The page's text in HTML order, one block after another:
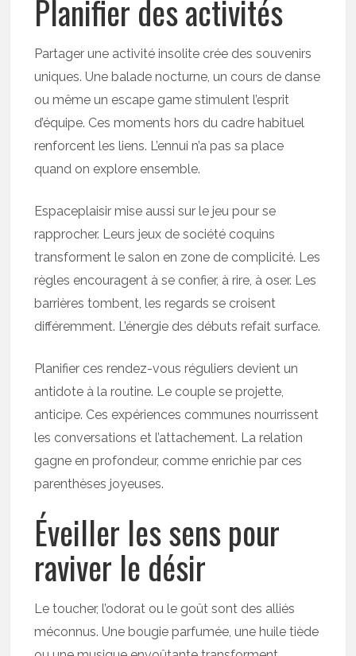
Planifier des activités
Partager une activité insolite crée des souvenirs
uniques. Une balade nocturne, un cours de danse
ou même un escape game stimulent l’esprit
d’équipe. Ces moments hors du cadre habituel
renforcent les liens. L’ennui n’a pas sa place
quand on explore ensemble.
Espaceplaisir mise aussi sur le jeu pour se
rapprocher. Leurs jeux de société coquins
transforment le salon en zone de complicité. Les
règles encouragent à se confier, à rire, à oser. Les
barrières tombent, les regards se croisent
différemment. L’énergie des débuts refait surface.
Planifier ces rendez-vous réguliers devient un
antidote à la routine. Le couple se projette,
anticipe. Ces expériences communes nourrissent
les conversations et l’attachement. La relation
gagne en profondeur, comme enrichie par ces
parenthèses joyeuses.
Éveiller les sens pour
raviver le désir
Le toucher, l’odorat ou le goût sont des alliés
méconnus. Une bougie parfumée, une huile tiède